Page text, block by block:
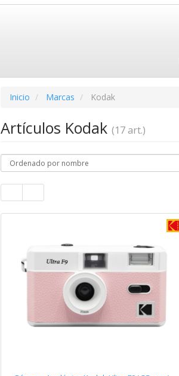
Inicio Marcas Kodak
Artículos Kodak (17 art.)